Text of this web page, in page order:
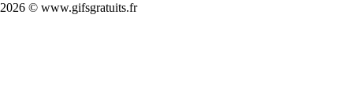
2026 © www.gifsgratuits.fr